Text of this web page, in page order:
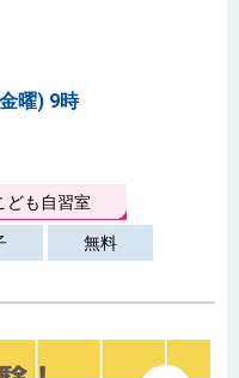
曜) 9時
ども自習室
無料